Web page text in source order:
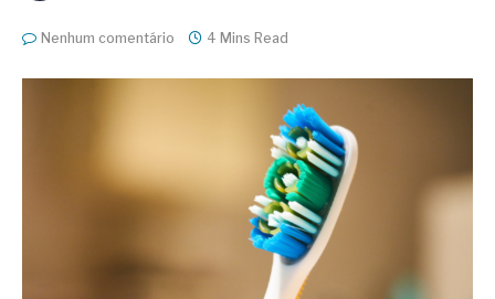
Nenhum comentário 4 Mins Read